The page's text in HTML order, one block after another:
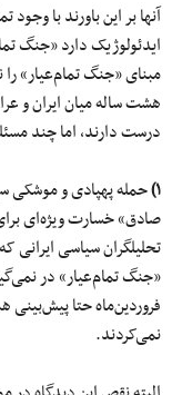
آنها بر این باورند با
ایدئولوژیک دارد «جنگ
مبنای «جنگ تمام‌عیار»
هشت ساله میان ایران و
درست دارند، اما چند
۱) حمله پهپادی و موشکی
صادق» خسارت ویژه‌ای
تحلیلگران سیاسی ایرانی
فروردین‌ماه حتا
نمی‌کردند.